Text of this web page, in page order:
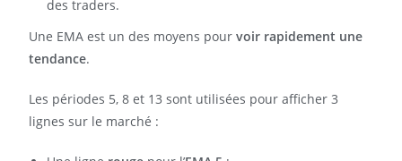
des traders.
Une EMA est un des moyens pourvoir rapidement une
tendance.
Les périodes 5, 8 et 13 sont utilisées pour afficher 3
lignes sur le marché :